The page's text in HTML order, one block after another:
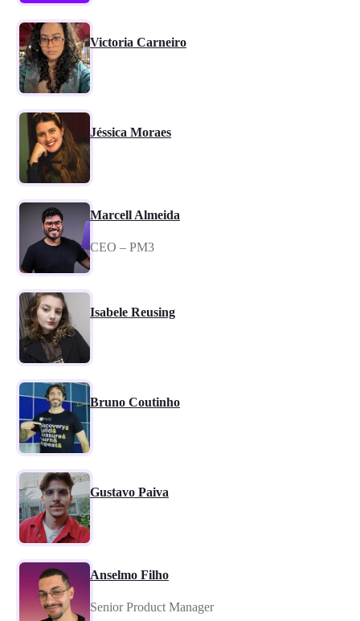
Victoria Carneiro
Jéssica Moraes
Marcell Almeida
CEO – PM3
Isabele Reusing
Bruno Coutinho
Gustavo Paiva
Anselmo Filho
Senior Product Manager